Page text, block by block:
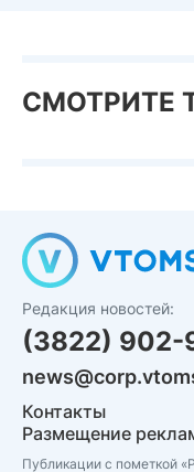
СМОТРИТЕ
Редакция новостей:
(3822) 902-
Контакты
Размещение
Публикации с пометкой